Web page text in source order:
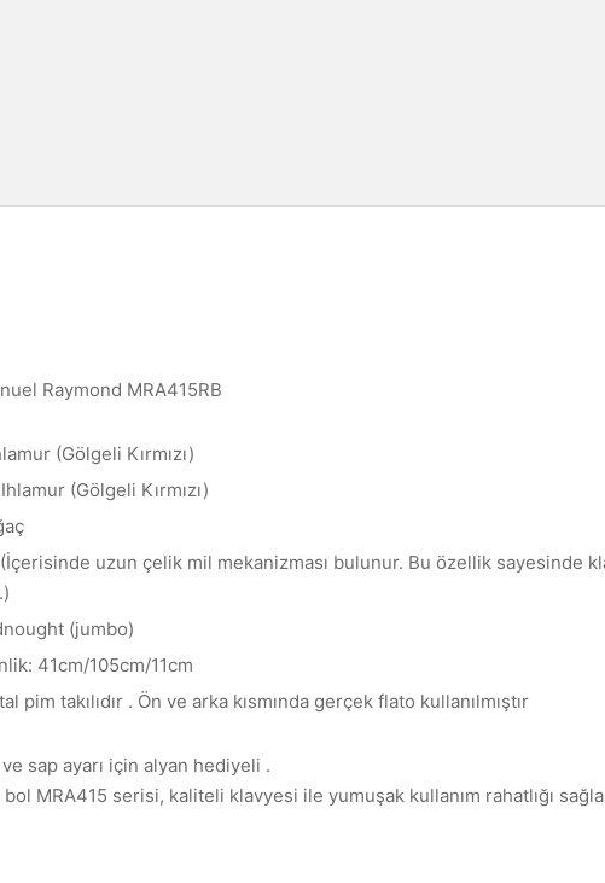
Raymond MRA415RB
(Gölgeli Kırmızı)
(Gölgeli Kırmızı)
uzun çelik mil mekanizması bulunur. Bu özellik sayesinde
(jumbo)
41cm/105cm/11cm
pim takılıdır . Ön ve arka kısmında gerçek flato kullanılmıştır
ve sap ayarı için alyan hediyeli .
bol MRA415 serisi, kaliteli klavyesi ile yumuşak kullanım rahatlığı